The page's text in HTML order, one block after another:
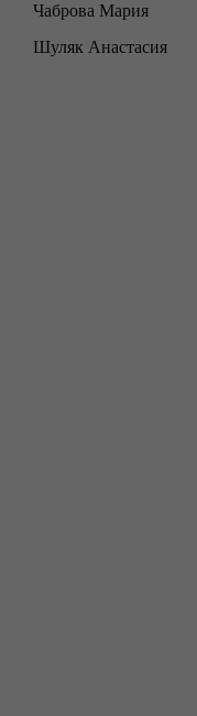
Чаброва Мария
Шуляк Анастасия